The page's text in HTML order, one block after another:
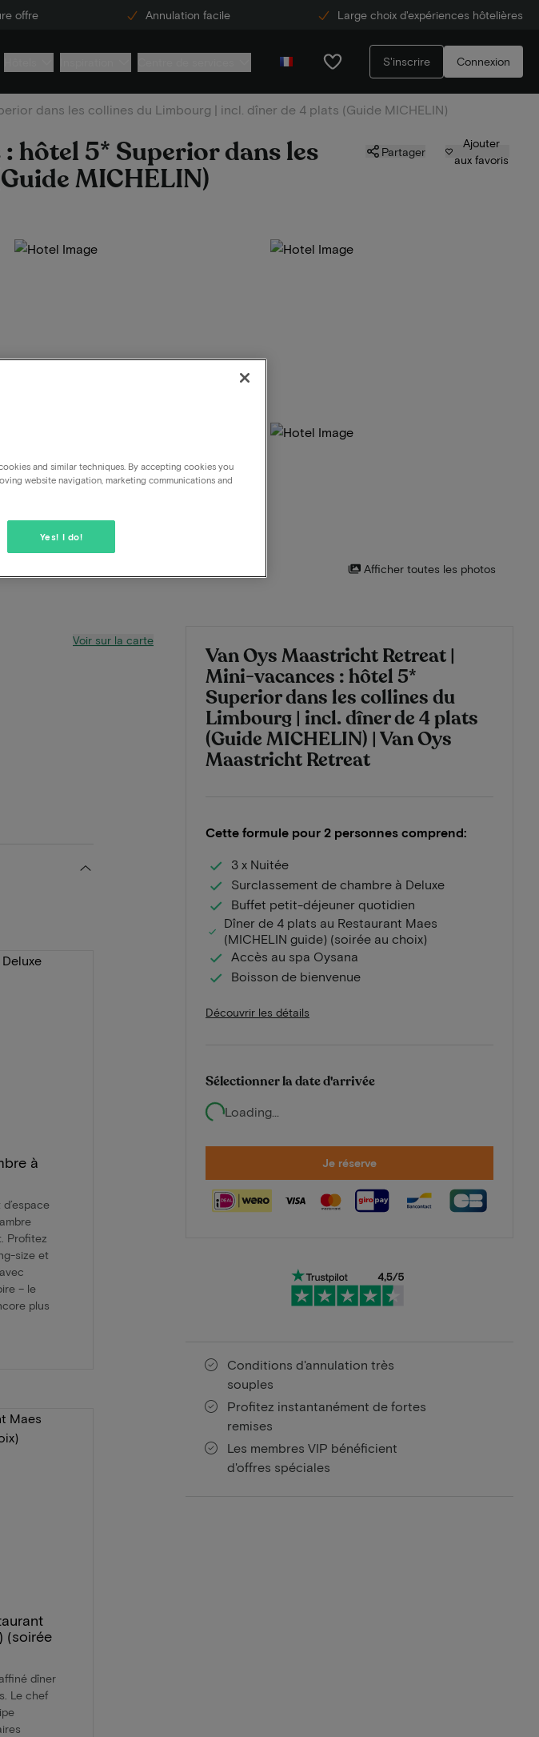
offre Annulation facile Large choix d'expériences hôtelières
S'inscrire Connexion
dans les collines du Limbourg | incl. dîner de 4 plats (Guide MICHELIN)
hôtel 5* Superior dans les
MICHELIN)
Partager
Ajouter
aux favoris
Afficher toutes les photos
Van Oys Maastricht Retreat |
Mini-vacances : hôtel 5*
Superior dans les collines du
Limbourg | incl. dîner de 4 plats
(Guide MICHELIN) | Van Oys
Maastricht Retreat
Cette formule pour 2 personnes comprend:
3 x Nuitée
Surclassement de chambre à Deluxe
Buffet petit-déjeuner quotidien
Dîner de 4 plats au Restaurant Maes
(MICHELIN guide) (soirée au choix)
Accès au spa Oysana
Boisson de bienvenue
Découvrir les détails
Sélectionner la date d'arrivée
Loading...
Je réserve
Conditions d'annulation très
souples
Profitez instantanément de fortes
remises
Les membres VIP bénéficient
d'offres spéciales
Voir sur la carte
à
Profitez
size et
– le
plus
(soirée
dîner
Le chef
and similar techniques. By accepting cookies you
website navigation, marketing communications and
Yes! I do!